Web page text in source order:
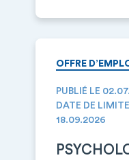
OFFRE
PUBLIÉ LE
DATE DE
18.09.2026